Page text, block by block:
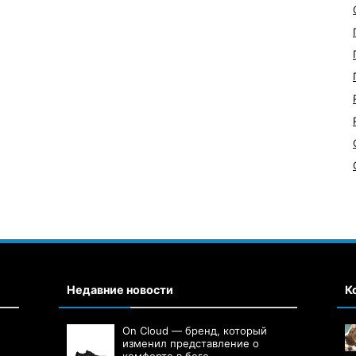
Недавние новости
On Cloud — бренд, который
изменил представление о